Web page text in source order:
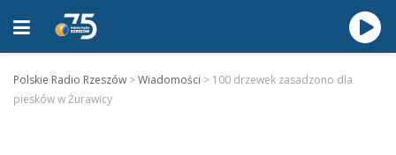
Polskie Radio Rzeszów >Wiadomości > 100 drzewek zasadzono dla
piesków w Żurawicy